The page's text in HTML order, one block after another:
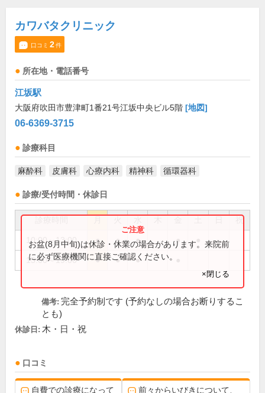
カワバタクリニック
口コミ 2件
所在地・電話番号
江坂駅
大阪府吹田市豊津町1番21号江坂中央ビル5階 [地図]
06-6369-3715
診療科目
麻酔科 皮膚科 心療内科 精神科 循環器科
診療/受付時間・休診日
祝
10:00～13:00 ● ● ● ●
15:00～19:00 ● ● ●
お盆(8月中旬)は休診・休業の場合があります。来院前
に必ず医療機関に直接ご確認ください。
×閉じる
備考: 完全予約制です (予約なしの場合お断りするこ
とも)
休診日: 木・日・祝
口コミ
自費での診療になって 前々からいびきについて、